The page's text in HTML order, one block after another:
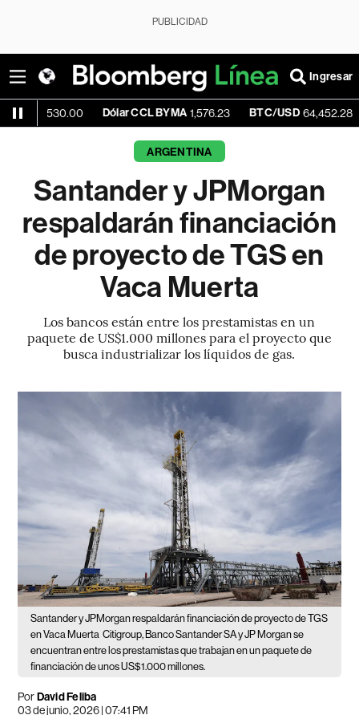
PUBLICIDAD
Ingresar
Dólar CCL BYMA 1,576.23 BTC/USD 64,452.28 +0.09%
ARGENTINA
Santander y JPMorgan
respaldarán financiación
de proyecto de TGS en
Vaca Muerta
Los bancos están entre los prestamistas en un
paquete de US$1.000 millones para el proyecto que
busca industrializar los líquidos de gas.
Santander y JPMorgan respaldarán financiación de proyecto de TGS
en Vaca Muerta Citigroup, Banco Santander SA y JP Morgan se
encuentran entre los prestamistas que trabajan en un paquete de
financiación de unos US$1.000 millones.
PorDavid Feliba
03 de junio, 2026 | 07:41 PM